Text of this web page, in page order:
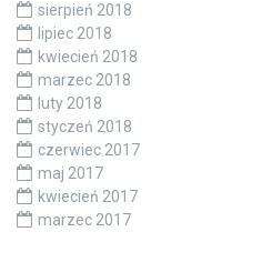
sierpień 2018
lipiec 2018
kwiecień 2018
marzec 2018
luty 2018
styczeń 2018
czerwiec 2017
maj 2017
kwiecień 2017
marzec 2017